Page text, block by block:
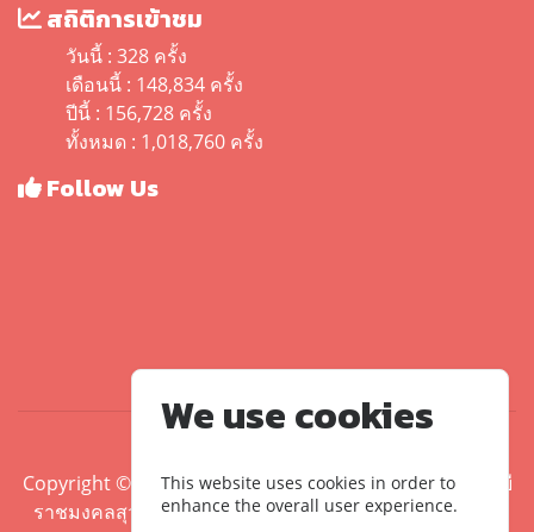
We use cookies
This website uses cookies in order to
enhance the overall user experience.
สถิติการเข้าชม
วันนี้ : 328 ครั้ง
เดือนนี้ : 148,834 ครั้ง
ปีนี้ : 156,728 ครั้ง
ทั้งหมด : 1,018,760 ครั้ง
Follow Us
Copyright ©2020 คณะศิลปศาสตร์ มหาวิทยาลัยเทคโนโลยี
ราชมงคลสุวรรณภูมิ | มหาวิทยาลัยเทคโนโลยีราชมงคล